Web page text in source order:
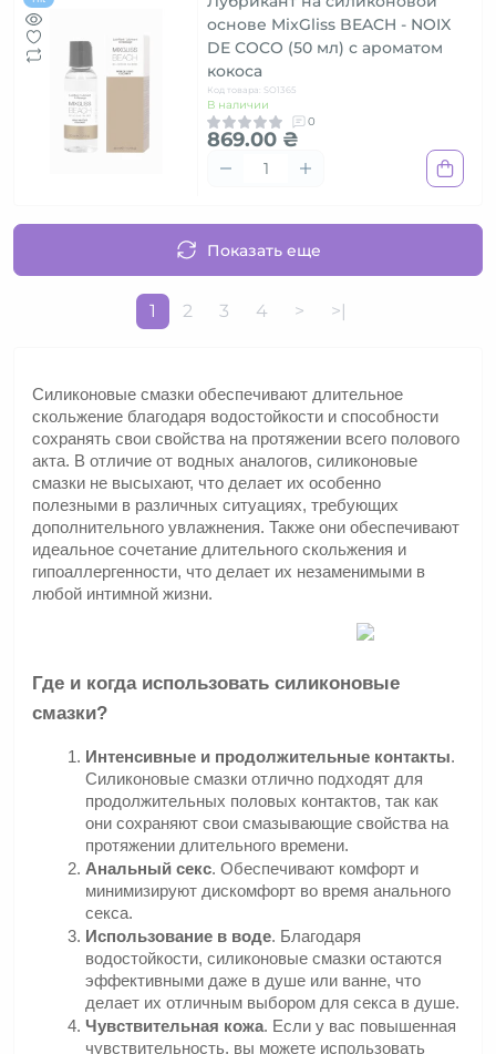
основе MixGliss BEACH - NOIX
DE COCO (50 мл) с ароматом
кокоса
Код товара: SO1365
В наличии
0
869.00 ₴
Показать еще
1 2 3 4 > >|
Силиконовые смазки обеспечивают длительное
скольжение благодаря водостойкости и способности
сохранять свои свойства на протяжении всего полового
акта. В отличие от водных аналогов, силиконовые
смазки не высыхают, что делает их особенно
полезными в различных ситуациях, требующих
дополнительного увлажнения. Также они обеспечивают
идеальное сочетание длительного скольжения и
гипоаллергенности, что делает их незаменимыми в
любой интимной жизни.
Где и когда использовать силиконовые
смазки?
Интенсивные и продолжительные контакты.
Силиконовые смазки отлично подходят для
продолжительных половых контактов, так как
они сохраняют свои смазывающие свойства на
протяжении длительного времени.
Анальный секс. Обеспечивают комфорт и
минимизируют дискомфорт во время анального
секса.
Использование в воде. Благодаря
водостойкости, силиконовые смазки остаются
эффективными даже в душе или ванне, что
делает их отличным выбором для секса в душе.
Чувствительная кожа. Если у вас повышенная
чувствительность, вы можете использовать